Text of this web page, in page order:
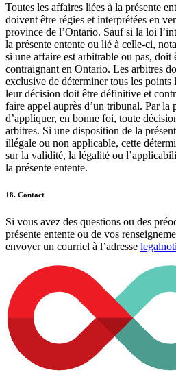
Toutes les affaires liées à la présente
doivent être régies et interprétées en
province de l’Ontario. Sauf si la loi
la présente entente ou lié à celle-ci,
si une affaire est arbitrable ou pas, doit
contraignant en Ontario. Les arbitres
exclusive de déterminer tous les
leur décision doit être définitive et
faire appel auprès d’un tribunal. Par la
d’appliquer, en bonne foi, toute
arbitres. Si une disposition de la
illégale ou non applicable, cette
sur la validité, la légalité ou
la présente entente.
18. Contact
Si vous avez des questions ou des
présente entente ou de vos
envoyer un courriel à l’adresse